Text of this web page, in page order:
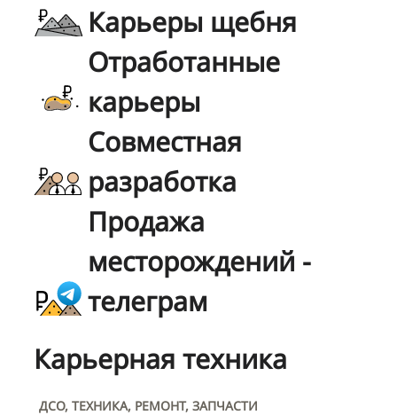
Карьеры щебня
Отработанные
карьеры
Совместная
разработка
Продажа
месторождений -
телеграм
Карьерная техника
ДСО, ТЕХНИКА, РЕМОНТ, ЗАПЧАСТИ